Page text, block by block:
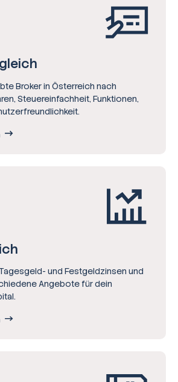
Broker in Österreich nach
Steuereinfachheit, Funktionen,
und Festgeldzinsen und
Angebote für dein